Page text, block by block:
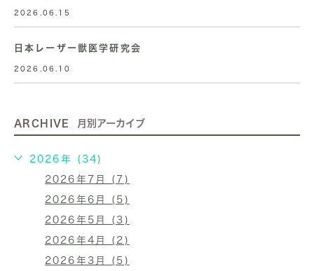
2026.06.15
日本レーザー獣医学研究会
2026.06.10
ARCHIVE 月別アーカイブ
2026年 (34)
2026年7月 (7)
2026年6月 (5)
2026年5月 (3)
2026年4月 (2)
2026年3月 (5)